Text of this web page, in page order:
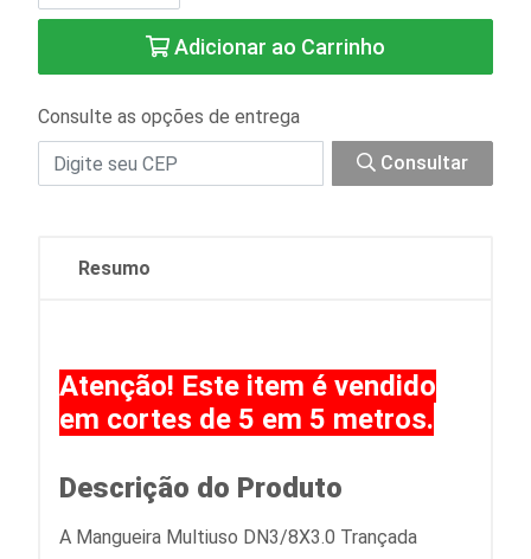
Adicionar ao Carrinho
Consulte as opções de entrega
Consultar
Resumo
Atenção! Este item é vendido
em cortes de 5 em 5 metros.
Descrição do Produto
A Mangueira Multiuso DN3/8X3.0 Trançada